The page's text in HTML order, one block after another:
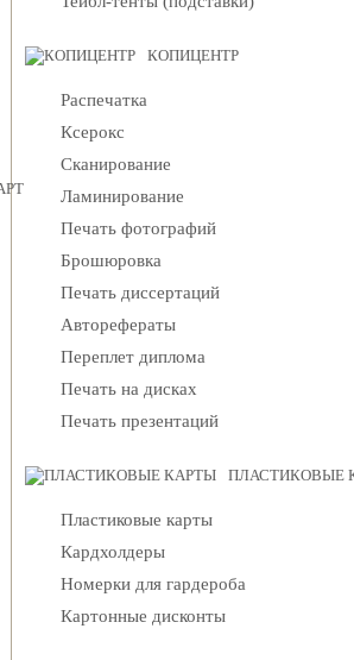
КОПИЦЕНТР
Распечатка
Ксерокс
Сканирование
Ламинирование
Печать фотографий
Брошюровка
Печать диссертаций
Авторефераты
Переплет диплома
Печать на дисках
Печать презентаций
ПЛАСТИКОВЫЕ
Пластиковые карты
Кардхолдеры
Номерки для гардероба
Картонные дисконты